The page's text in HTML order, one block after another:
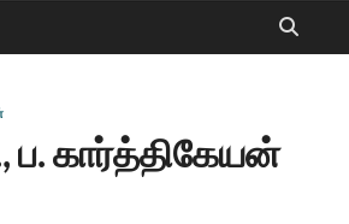
ப. கார்த்திகேயன்